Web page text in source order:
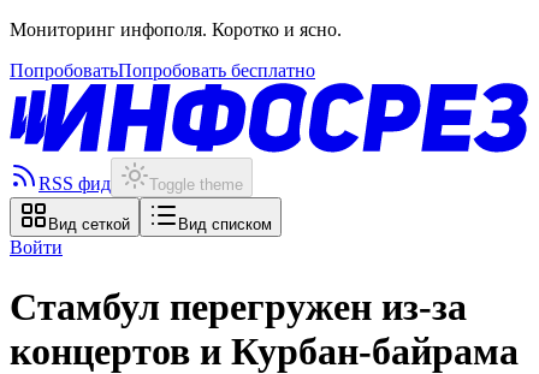
Мониторинг инфополя. Коротко и ясно.
ПопробоватьПопробовать бесплатно
RSS фид Toggle theme
Вид сеткой Вид списком
Войти
Стамбул перегружен из-за
концертов и Курбан-байрама